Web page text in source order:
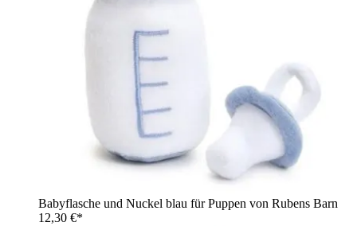
Babyflasche und Nuckel blau für Puppen von Rubens Barn
12,30 €*